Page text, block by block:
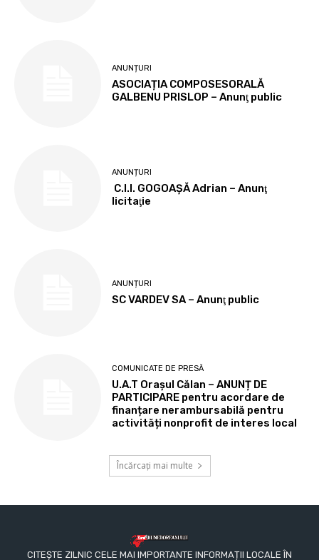
ANUNȚURI
ASOCIAȚIA COMPOSESORALĂ
GALBENU PRISLOP – Anunţ public
ANUNȚURI
C.I.I. GOGOAŞĂ Adrian – Anunţ
licitaţie
ANUNȚURI
SC VARDEV SA – Anunţ public
COMUNICATE DE PRESĂ
U.A.T Orașul Călan – ANUNȚ DE
PARTICIPARE pentru acordare de
finanțare nerambursabilă pentru
activități nonprofit de interes local
Încărcați mai multe
CITEȘTE ZILNIC CELE MAI IMPORTANTE INFORMAȚII LOCALE ÎN